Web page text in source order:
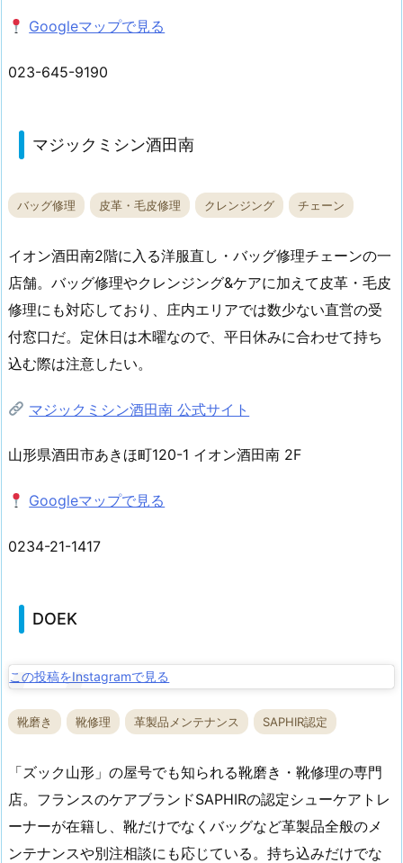
Googleマップで見る
023-645-9190
マジックミシン酒田南
バッグ修理 皮革・毛皮修理 クレンジング チェーン
イオン酒田南2階に入る洋服直し・バッグ修理チェーンの一
店舗。バッグ修理やクレンジング&ケアに加えて皮革・毛皮
修理にも対応しており、庄内エリアでは数少ない直営の受
付窓口だ。定休日は木曜なので、平日休みに合わせて持ち
込む際は注意したい。
マジックミシン酒田南 公式サイト
山形県酒田市あきほ町120-1 イオン酒田南 2F
Googleマップで見る
0234-21-1417
DOEK
この投稿をInstagramで見る
靴磨き 靴修理 革製品メンテナンス SAPHIR認定
「ズック山形」の屋号でも知られる靴磨き・靴修理の専門
店。フランスのケアブランドSAPHIRの認定シューケアトレ
ーナーが在籍し、靴だけでなくバッグなど革製品全般のメ
ンテナンスや別注相談にも応じている。持ち込みだけでな